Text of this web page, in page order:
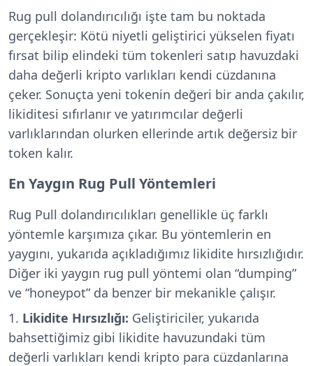
Rug pull dolandırıcılığı işte tam bu noktada
gerçekleşir: Kötü niyetli geliştirici yükselen fiyatı
fırsat bilip elindeki tüm tokenleri satıp havuzdaki
daha değerli kripto varlıkları kendi cüzdanına
çeker. Sonuçta yeni tokenin değeri bir anda çakılır,
likiditesi sıfırlanır ve yatırımcılar değerli
varlıklarından olurken ellerinde artık değersiz bir
token kalır.
En Yaygın Rug Pull Yöntemleri
Rug Pull dolandırıcılıkları genellikle üç farklı
yöntemle karşımıza çıkar. Bu yöntemlerin en
yaygını, yukarıda açıkladığımız likidite hırsızlığıdır.
Diğer iki yaygın rug pull yöntemi olan “dumping”
ve “honeypot” da benzer bir mekanikle çalışır.
Likidite Hırsızlığı: Geliştiriciler, yukarıda
bahsettiğimiz gibi likidite havuzundaki tüm
değerli varlıkları kendi kripto para cüzdanlarına